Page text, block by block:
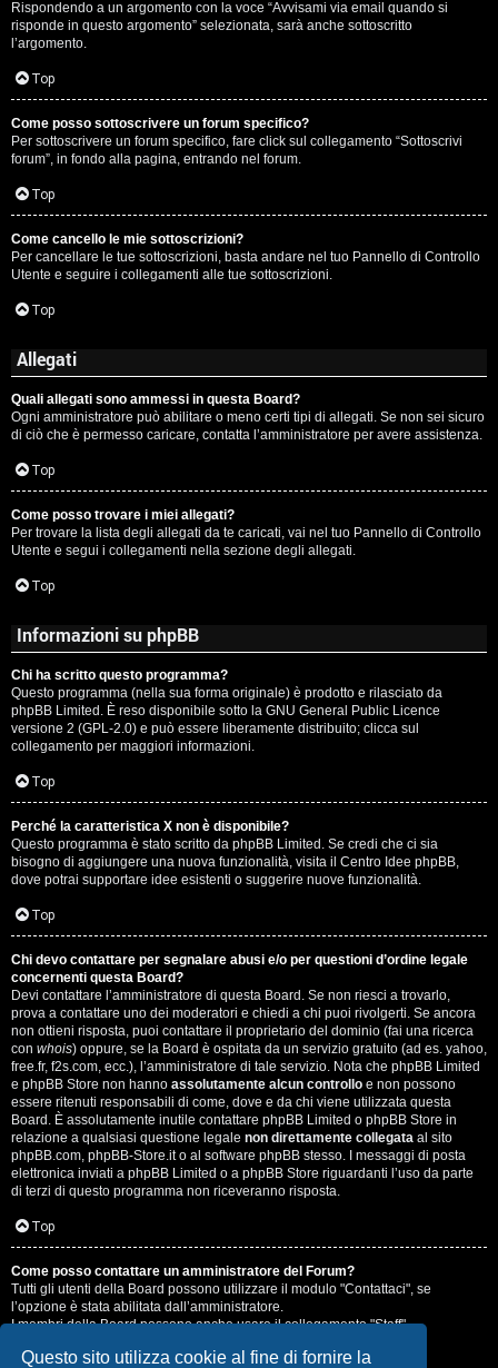
Questo sito utilizza cookie al fine di fornire la
Rispondendo a un argomento con la voce “Avvisami via email quando si
risponde in questo argomento” selezionata, sarà anche sottoscritto
l’argomento.
Top
Come posso sottoscrivere un forum specifico?
Per sottoscrivere un forum specifico, fare click sul collegamento “Sottoscrivi
forum”, in fondo alla pagina, entrando nel forum.
Top
Come cancello le mie sottoscrizioni?
Per cancellare le tue sottoscrizioni, basta andare nel tuo Pannello di Controllo
Utente e seguire i collegamenti alle tue sottoscrizioni.
Top
Allegati
Quali allegati sono ammessi in questa Board?
Ogni amministratore può abilitare o meno certi tipi di allegati. Se non sei sicuro
di ciò che è permesso caricare, contatta l’amministratore per avere assistenza.
Top
Come posso trovare i miei allegati?
Per trovare la lista degli allegati da te caricati, vai nel tuo Pannello di Controllo
Utente e segui i collegamenti nella sezione degli allegati.
Top
Informazioni su phpBB
Chi ha scritto questo programma?
Questo programma (nella sua forma originale) è prodotto e rilasciato da
phpBB Limited . È reso disponibile sotto la GNU General Public Licence
versione 2 (GPL-2.0) e può essere liberamente distribuito; clicca sul
collegamento per maggiori informazioni.
Top
Perché la caratteristica X non è disponibile?
Questo programma è stato scritto da phpBB Limited. Se credi che ci sia
bisogno di aggiungere una nuova funzionalità, visita il Centro Idee phpBB,
dove potrai supportare idee esistenti o suggerire nuove funzionalità.
Top
Chi devo contattare per segnalare abusi e/o per questioni d’ordine legale
concernenti questa Board?
Devi contattare l’amministratore di questa Board. Se non riesci a trovarlo,
prova a contattare uno dei moderatori e chiedi a chi puoi rivolgerti. Se ancora
non ottieni risposta, puoi contattare il proprietario del dominio (fai una ricerca
con whois) oppure, se la Board è ospitata da un servizio gratuito (ad es. yahoo,
free.fr, f2s.com, ecc.), l’amministratore di tale servizio. Nota che phpBB Limited
e phpBB Store non hanno assolutamente alcun controllo e non possono
essere ritenuti responsabili di come, dove e da chi viene utilizzata questa
Board. È assolutamente inutile contattare phpBB Limited o phpBB Store in
relazione a qualsiasi questione legale non direttamente collegata al sito
phpBB.com, phpBB-Store.it o al software phpBB stesso. I messaggi di posta
elettronica inviati a phpBB Limited o a phpBB Store riguardanti l’uso da parte
di terzi di questo programma non riceveranno risposta.
Top
Come posso contattare un amministratore del Forum?
Tutti gli utenti della Board possono utilizzare il modulo "Contattaci", se
l’opzione è stata abilitata dall’amministratore.
I membri della Board possono anche usare il collegamento "Staff".
Top